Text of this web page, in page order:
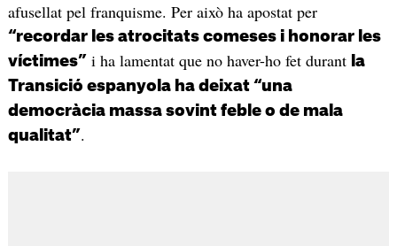
afusellat pel franquisme. Per això ha apostat per
“recordar les atrocitats comeses i honorar les
víctimes”i ha lamentat que no haver-ho fet durant la
Transició espanyola ha deixat “una
democràcia massa sovint feble o de mala
qualitat”.